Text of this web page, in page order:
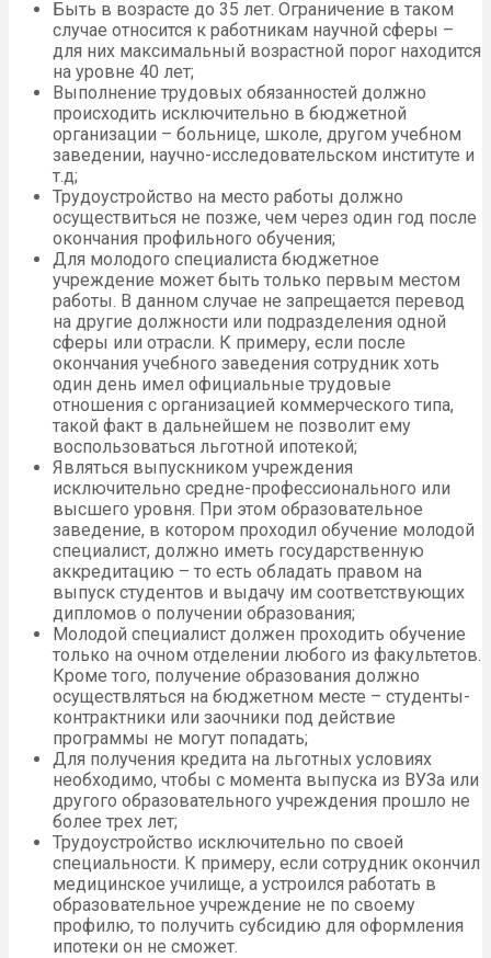
Быть в возрасте до 35 лет. Ограничение в таком
случае относится к работникам научной сферы –
для них максимальный возрастной порог находится
на уровне 40 лет;
Выполнение трудовых обязанностей должно
происходить исключительно в бюджетной
организации – больнице, школе, другом учебном
заведении, научно-исследовательском институте и
т.д;
Трудоустройство на место работы должно
осуществиться не позже, чем через один год после
окончания профильного обучения;
Для молодого специалиста бюджетное
учреждение может быть только первым местом
работы. В данном случае не запрещается перевод
на другие должности или подразделения одной
сферы или отрасли. К примеру, если после
окончания учебного заведения сотрудник хоть
один день имел официальные трудовые
отношения с организацией коммерческого типа,
такой факт в дальнейшем не позволит ему
воспользоваться льготной ипотекой;
Являться выпускником учреждения
исключительно средне-профессионального или
высшего уровня. При этом образовательное
заведение, в котором проходил обучение молодой
специалист, должно иметь государственную
аккредитацию – то есть обладать правом на
выпуск студентов и выдачу им соответствующих
дипломов о получении образования;
Молодой специалист должен проходить обучение
только на очном отделении любого из факультетов.
Кроме того, получение образования должно
осуществляться на бюджетном месте – студенты-
контрактники или заочники под действие
программы не могут попадать;
Для получения кредита на льготных условиях
необходимо, чтобы с момента выпуска из ВУЗа или
другого образовательного учреждения прошло не
более трех лет;
Трудоустройство исключительно по своей
специальности. К примеру, если сотрудник окончил
медицинское училище, а устроился работать в
образовательное учреждение не по своему
профилю, то получить субсидию для оформления
ипотеки он не сможет.